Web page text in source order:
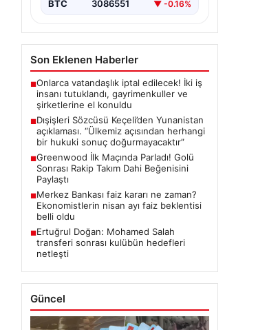
Çerçevesi Türkiye Açısından
BTC 3086551 ▼ -0.16%
Son Eklenen Haberler
■Onlarca vatandaşlık iptal edilecek! İki iş
insanı tutuklandı, gayrimenkuller ve
şirketlerine el konuldu
■Dışişleri Sözcüsü Keçeli’den Yunanistan
açıklaması. “Ülkemiz açısından herhangi
bir hukuki sonuç doğurmayacaktır”
■Greenwood İlk Maçında Parladı! Golü
Sonrası Rakip Takım Dahi Beğenisini
Paylaştı
■Merkez Bankası faiz kararı ne zaman?
Ekonomistlerin nisan ayı faiz beklentisi
belli oldu
■Ertuğrul Doğan: Mohamed Salah
transferi sonrası kulübün hedefleri
netleşti
Güncel